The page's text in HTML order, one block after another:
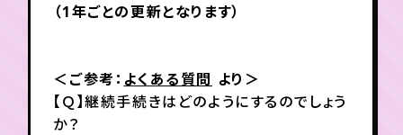
（1年ごとの更新となります）
＜ご参考： よくある質問 より＞
【Ｑ】継続手続きはどのようにするのでしょう
か？